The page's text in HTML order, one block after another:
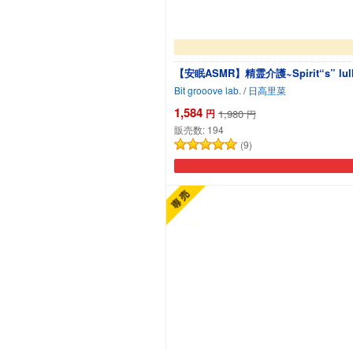
【安眠ASMR】精霊介護~Spirit“s”
Bit grooove lab. / 日高里菜
1,584 円 1,980 円
販売数: 194
(9)